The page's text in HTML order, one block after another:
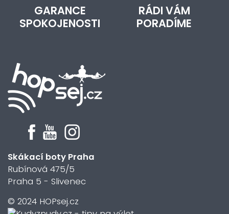
GARANCE
SPOKOJENOSTI
RÁDI VÁM
PORADÍME
Skákací boty Praha
Rubínová 475/5
Praha 5 - Slivenec
© 2024 HOPsej.cz